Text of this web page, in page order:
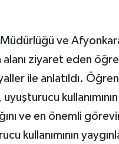
ve
ziyaret eden
ile anlatıldı.
ve en önemli
kullanımının